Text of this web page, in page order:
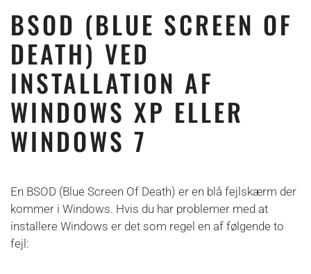
BSOD (BLUE SCREEN OF
DEATH) VED
INSTALLATION AF
WINDOWS XP ELLER
WINDOWS 7
En BSOD (Blue Screen Of Death) er en blå fejlskærm der
kommer i Windows. Hvis du har problemer med at
installere Windows er det som regel en af følgende to
fejl: